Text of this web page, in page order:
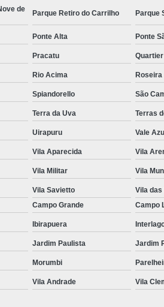
de
Parque Retiro do Carrilho Parque
Ponte Alta Ponte
Pracatu
Rio Acima Roseira
Spiandorello São
Terra da Uva Terras
Uirapuru Vale Azul
Vila Aparecida Vila
Vila Militar Vila
Vila Savietto Vila
Campo Grande Campo
Ibirapuera
Jardim Paulista Jardim
Morumbi
Vila Andrade Vila